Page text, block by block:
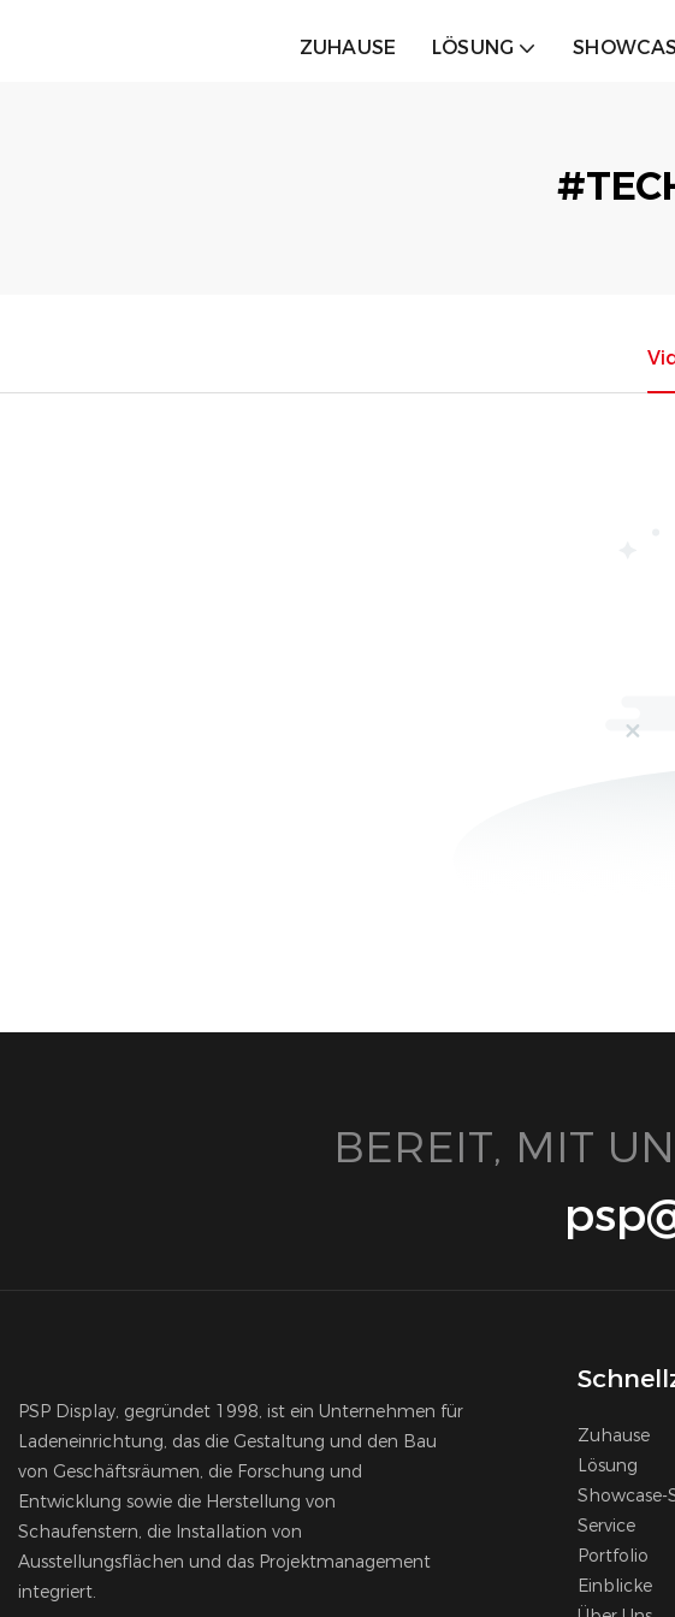
ZUHAUSE LÖSUNG
BEREIT, MIT
PSP Display, gegründet 1998, ist ein Unternehmen für
Ladeneinrichtung, das die Gestaltung und den Bau
von Geschäftsräumen, die Forschung und
Entwicklung sowie die Herstellung von
Schaufenstern, die Installation von
Ausstellungsflächen und das Projektmanagement
integriert.
Zuhause
Lösung
Showcase-
Service
Portfolio
Einblicke